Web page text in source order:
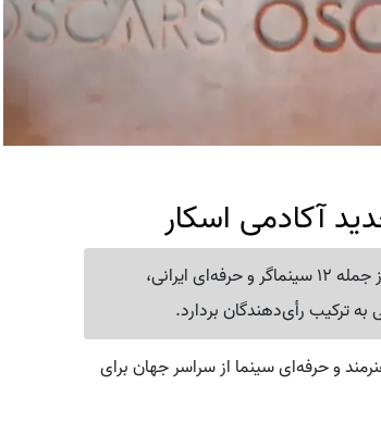
آکادمی اسکار
آکادمی علوم و هنرهای سینمایی اسکار با دعوت از 529 هنرمند جهانی از جمله 12 سینماگر و حرفه‌ای ایرانی،
ترکیب رأی‌دهندگان بردارد.
و حرفه‌ای سینما از سراسر جهان برای